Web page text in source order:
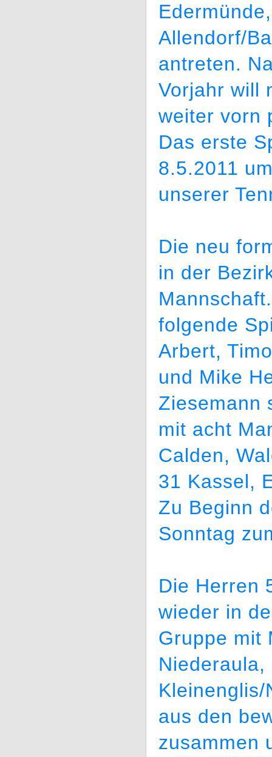
Allendorf/
antreten.
Vorjahr will
weiter vorn
Das erste
8.5.2011
unserer
Die neu
in der
folgende
Arbert,
und Mike
Ziesemann
mit acht
Calden,
31 Kassel,
Zu Beginn
Sonntag
Die Herren
wieder in
Gruppe mit
Kleinenglis/
aus den
zusammen